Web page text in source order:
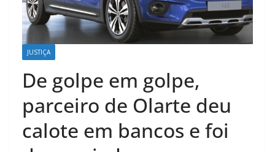
JUSTIÇA
De golpe em golpe,
parceiro de Olarte deu
calote em bancos e foi